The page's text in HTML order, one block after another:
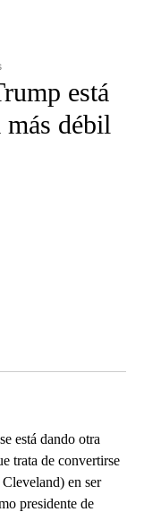
TO RECEIVE
está
débil
está dando otra
trata de convertirse
en ser
presidente de